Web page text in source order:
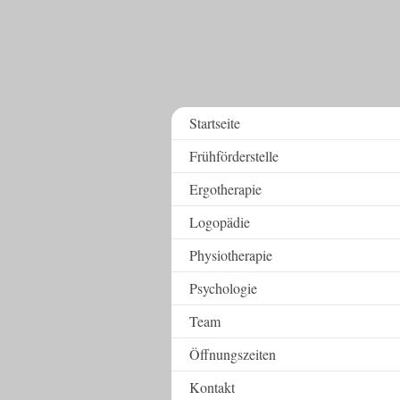
Startseite
Frühförderstelle
Ergotherapie
Logopädie
Physiotherapie
Psychologie
Team
Öffnungszeiten
Kontakt